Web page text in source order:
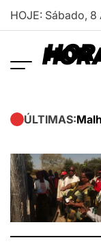
Skip
HOJE: Sábado,
ÚLTIMAS: